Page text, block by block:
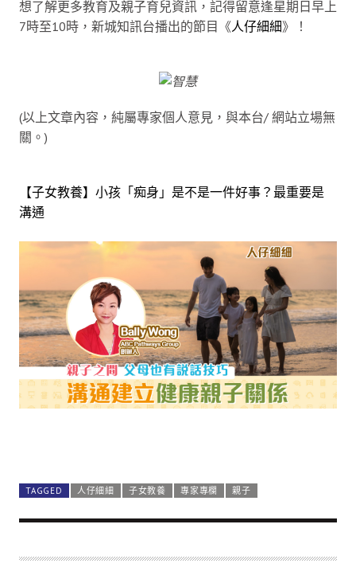
想了解更多教育及親子育兒資訊，記得留意逢星期日早上
7時至10時，新城知訊台播出的節目《人仔細細》！
(以上文章內容，純屬專家個人意見，與本台/ 網站立場無
關。)
【子女教養】小孩「痴身」是不是一件好事？最重要是
溝通
TAGGED 人仔細細 子女教養 專家專欄 親子